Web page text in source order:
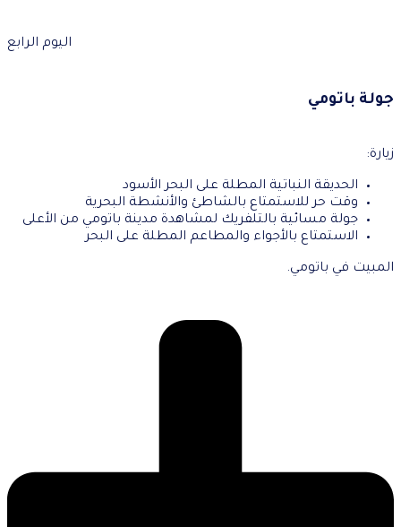
اليوم الرابع
جولة باتومي
زيارة:
الحديقة النباتية المطلة على البحر الأسود
وقت حر للاستمتاع بالشاطئ والأنشطة البحرية
جولة مسائية بالتلفريك لمشاهدة مدينة باتومي من الأعلى
الاستمتاع بالأجواء والمطاعم المطلة على البحر
المبيت في باتومي.